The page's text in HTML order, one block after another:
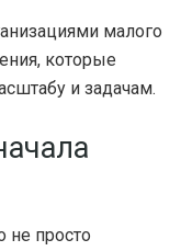
малого
которые
и задачам.
не просто